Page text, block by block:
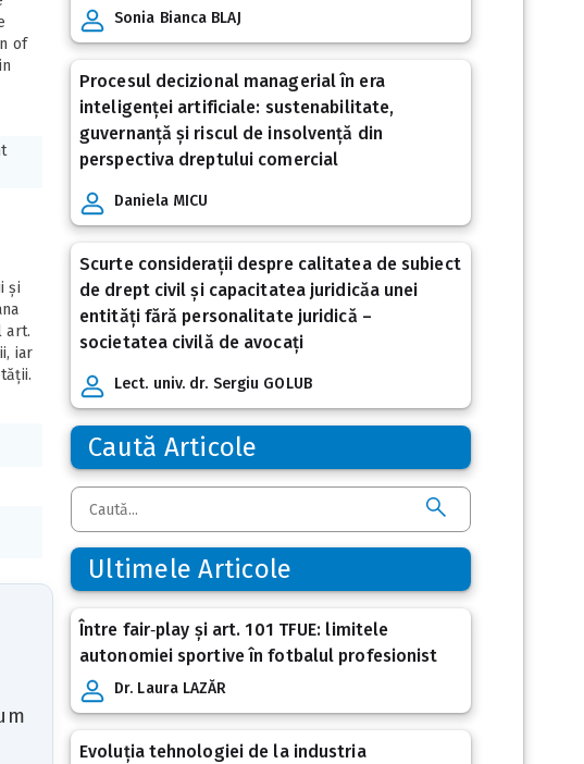
of
și
art.
iar
Sonia Bianca BLAJ
Procesul decizional managerial în era
inteligenței artificiale: sustenabilitate,
guvernanță și riscul de insolvență din
perspectiva dreptului comercial
Daniela MICU
Scurte considerații despre calitatea de subiect
de drept civil și capacitatea juridicăa unei
entități fără personalitate juridică –
societatea civilă de avocați
Lect. univ. dr. Sergiu GOLUB
Caută Articole
Ultimele Articole
Între fair‑play și art. 101 TFUE: limitele
autonomiei sportive în fotbalul profesionist
Dr. Laura LAZĂR
Evoluția tehnologiei de la industria